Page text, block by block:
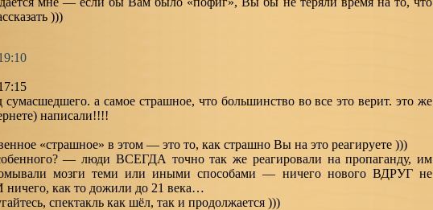
)))
сумасшедшего. а самое страшное, что большинство во все это верит. это же
написали!!!!
«страшное» в этом — это то, как страшно Вы на это реагируете )))
— люди ВСЕГДА точно так же реагировали на пропаганду, им
мозги теми или иными способами — ничего нового ВДРУГ не
ничего, как то дожили до 21 века…
спектакль как шёл, так и продолжается )))